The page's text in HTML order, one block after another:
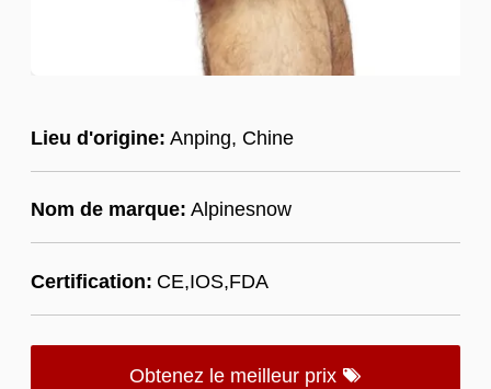
Lieu d'origine: Anping, Chine
Nom de marque: Alpinesnow
Certification: CE,IOS,FDA
Obtenez le meilleur prix